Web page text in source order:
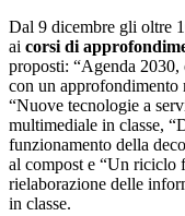
Dal 9 dicembre gli oltre
ai corsi di
proposti: “Agenda
con un approfondimento
“Nuove tecnologie a
multimediale in classe,
funzionamento della
al compost e “Un riciclo
rielaborazione delle
in classe.